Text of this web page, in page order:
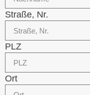
Straße, Nr.
PLZ
Ort